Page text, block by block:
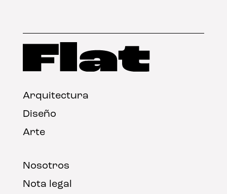
Arquitectura
Diseño
Arte
Nosotros
Nota legal